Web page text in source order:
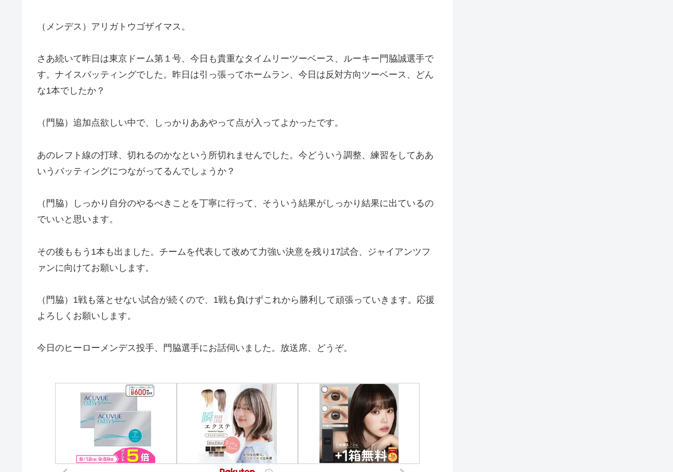
（メンデス）アリガトウゴザイマス。
さあ続いて昨日は東京ドーム第１号、今日も貴重なタイムリーツーベース、ルーキー門脇誠選手で
す。ナイスバッティングでした。昨日は引っ張ってホームラン、今日は反対方向ツーベース、どん
な1本でしたか？
（門脇）追加点欲しい中で、しっかりああやって点が入ってよかったです。
あのレフト線の打球、切れるのかなという所切れませんでした。今どういう調整、練習をしてああ
いうバッティングにつながってるんでしょうか？
（門脇）しっかり自分のやるべきことを丁寧に行って、そういう結果がしっかり結果に出ているの
でいいと思います。
その後ももう1本も出ました。チームを代表して改めて力強い決意を残り17試合、ジャイアンツフ
ァンに向けてお願いします。
（門脇）1戦も落とせない試合が続くので、1戦も負けずこれから勝利して頑張っていきます。応援
よろしくお願いします。
今日のヒーローメンデス投手、門脇選手にお話伺いました。放送席、どうぞ。